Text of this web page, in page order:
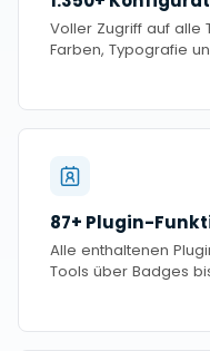
Voller Zugriff auf alle
Farben, Typografie
87+ Plugin-
Alle enthaltenen
Tools über Badges